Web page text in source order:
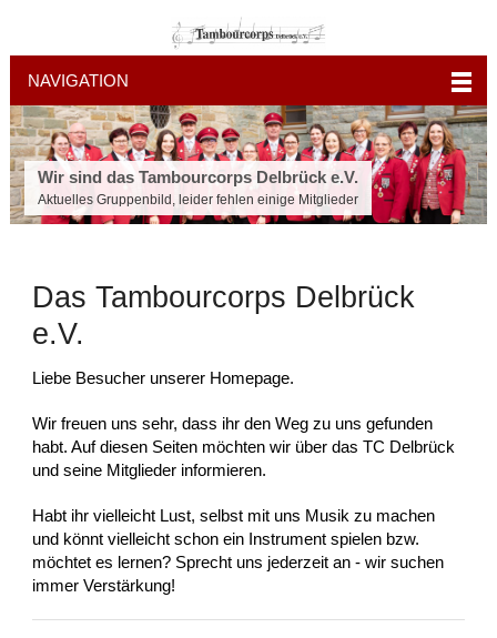
NAVIGATION
Wir sind das Tambourcorps Delbrück e.V.
Aktuelles Gruppenbild, leider fehlen einige Mitglieder
Das Tambourcorps Delbrück
e.V.
Liebe Besucher unserer Homepage.
Wir freuen uns sehr, dass ihr den Weg zu uns gefunden
habt. Auf diesen Seiten möchten wir über das TC Delbrück
und seine Mitglieder informieren.
Habt ihr vielleicht Lust, selbst mit uns Musik zu machen
und könnt vielleicht schon ein Instrument spielen bzw.
möchtet es lernen? Sprecht uns jederzeit an - wir suchen
immer Verstärkung!